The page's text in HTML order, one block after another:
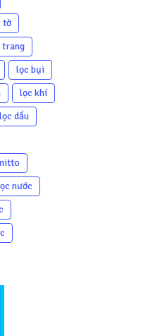
tờ
trang
lọc bụi
lọc khí
dầu
nitto
nước